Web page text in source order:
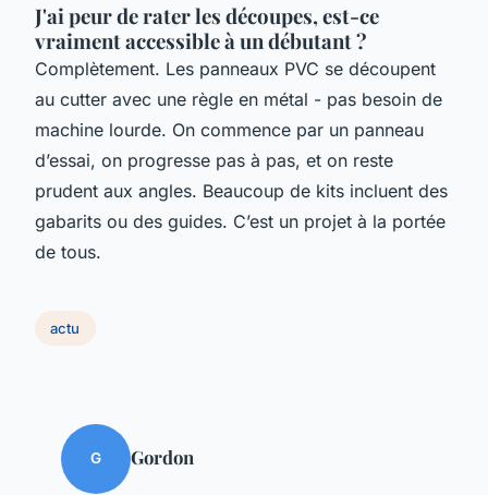
J'ai peur de rater les découpes, est-ce
vraiment accessible à un débutant ?
Complètement. Les panneaux PVC se découpent
au cutter avec une règle en métal - pas besoin de
machine lourde. On commence par un panneau
d’essai, on progresse pas à pas, et on reste
prudent aux angles. Beaucoup de kits incluent des
gabarits ou des guides. C’est un projet à la portée
de tous.
actu
G Gordon